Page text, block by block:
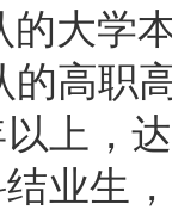
的大学
的高职
上，
业生